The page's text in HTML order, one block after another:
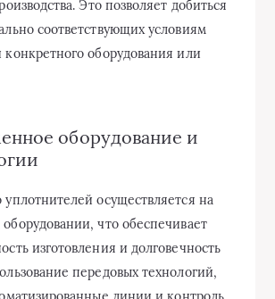
Это позволяет добиться
соответствующих условиям
конкретного оборудования или
оборудование и
уплотнителей осуществляется на
что обеспечивает
изготовления и долговечность
передовых технологий,